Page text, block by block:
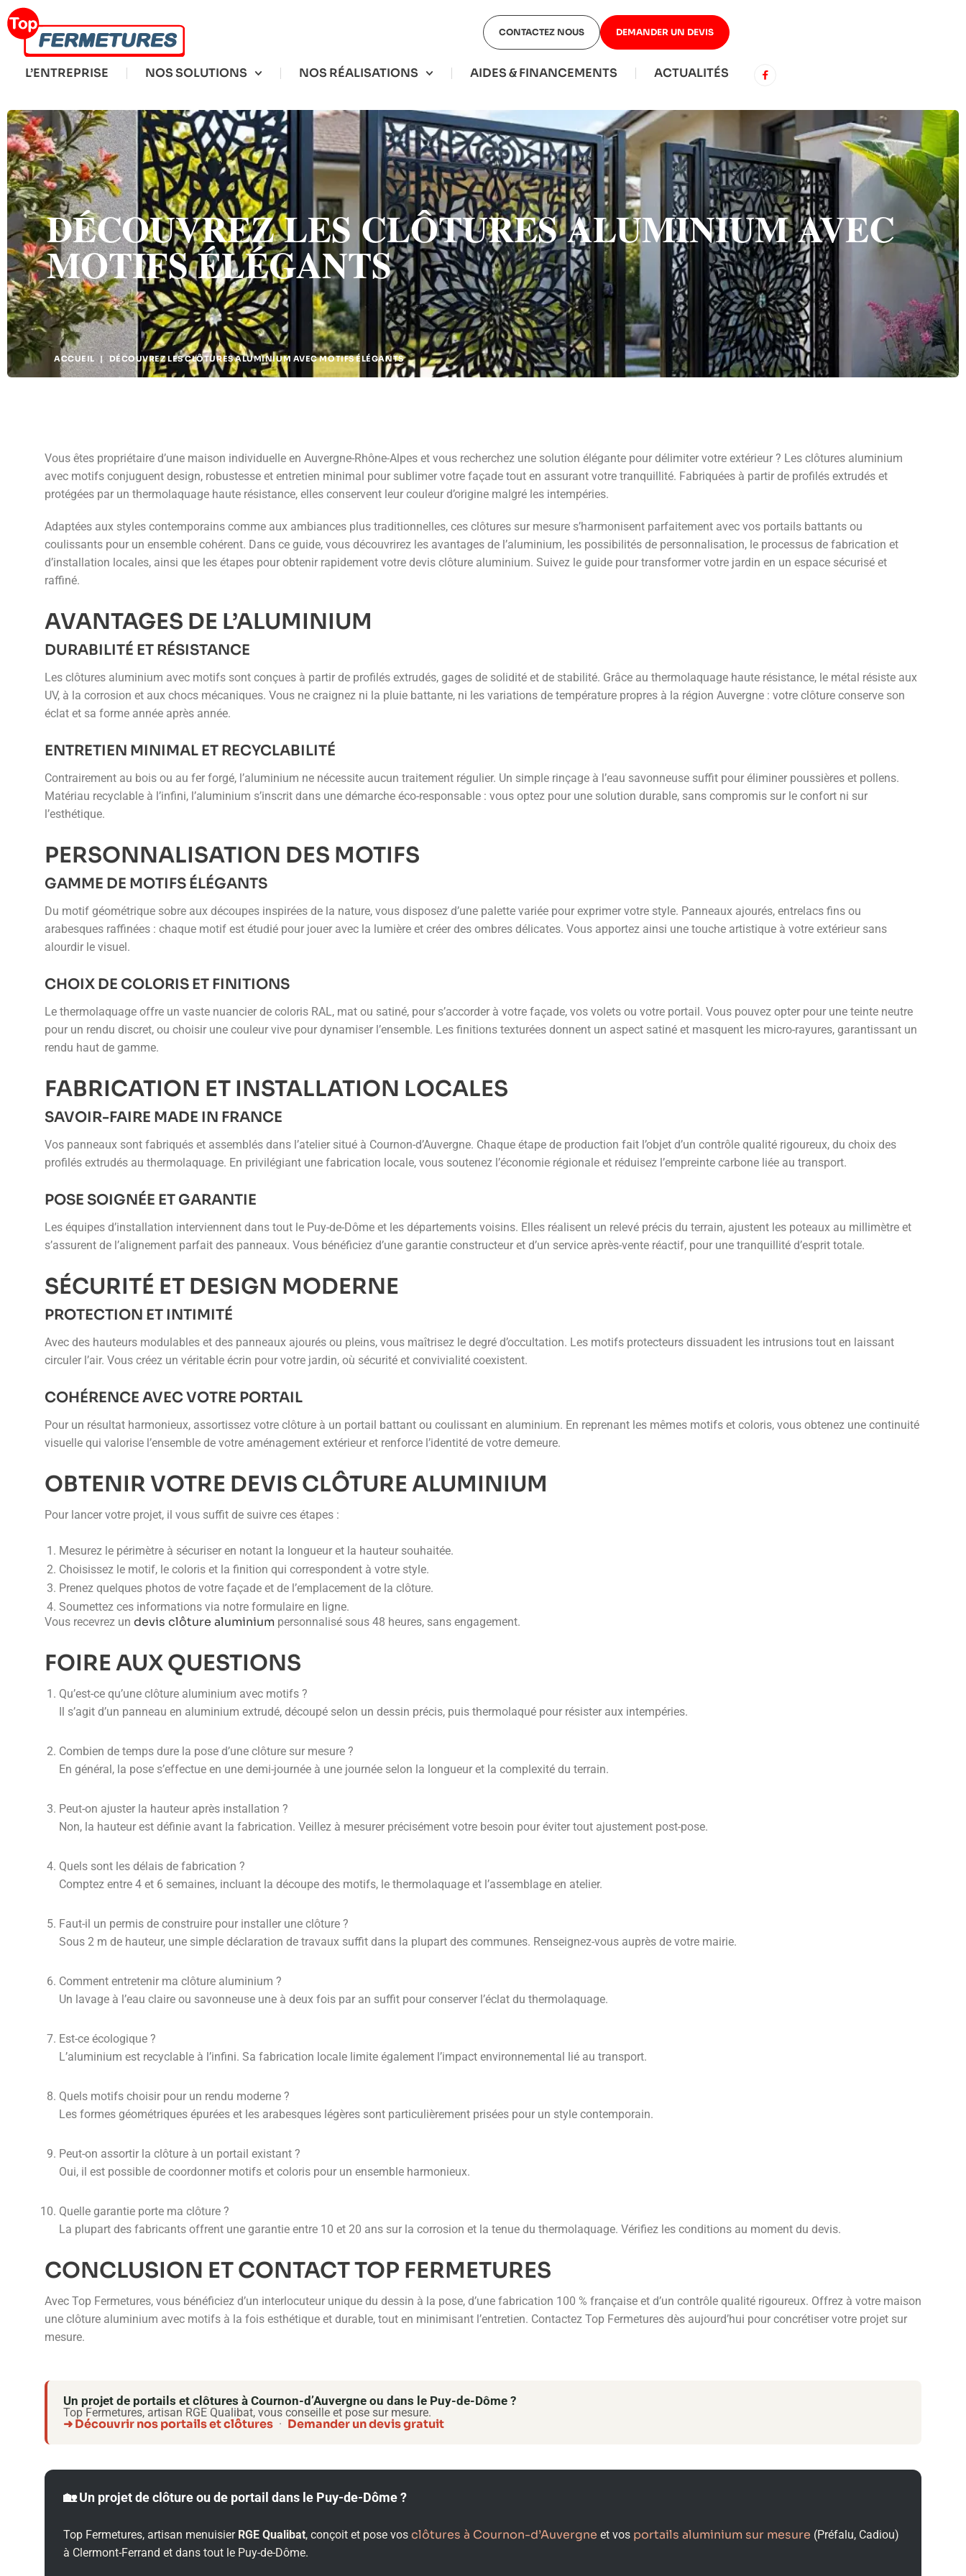
CONTACTEZ NOUS DEMANDER UN DEVIS
L’ENTREPRISE NOS SOLUTIONS NOS RÉALISATIONS AIDES & FINANCEMENTS ACTUALITÉS
DÉCOUVREZ LES CLÔTURES ALUMINIUM AVEC
MOTIFS ÉLÉGANTS
ACCUEIL | DÉCOUVREZ LES CLÔTURES ALUMINIUM AVEC MOTIFS ÉLÉGANTS
Vous êtes propriétaire d’une maison individuelle en Auvergne-Rhône-Alpes et vous recherchez une solution élégante pour délimiter votre extérieur ? Les clôtures aluminium
avec motifs conjuguent design, robustesse et entretien minimal pour sublimer votre façade tout en assurant votre tranquillité. Fabriquées à partir de profilés extrudés et
protégées par un thermolaquage haute résistance, elles conservent leur couleur d’origine malgré les intempéries.
Adaptées aux styles contemporains comme aux ambiances plus traditionnelles, ces clôtures sur mesure s’harmonisent parfaitement avec vos portails battants ou
coulissants pour un ensemble cohérent. Dans ce guide, vous découvrirez les avantages de l’aluminium, les possibilités de personnalisation, le processus de fabrication et
d’installation locales, ainsi que les étapes pour obtenir rapidement votre devis clôture aluminium. Suivez le guide pour transformer votre jardin en un espace sécurisé et
raffiné.
AVANTAGES DE L’ALUMINIUM
DURABILITÉ ET RÉSISTANCE
Les clôtures aluminium avec motifs sont conçues à partir de profilés extrudés, gages de solidité et de stabilité. Grâce au thermolaquage haute résistance, le métal résiste aux
UV, à la corrosion et aux chocs mécaniques. Vous ne craignez ni la pluie battante, ni les variations de température propres à la région Auvergne : votre clôture conserve son
éclat et sa forme année après année.
ENTRETIEN MINIMAL ET RECYCLABILITÉ
Contrairement au bois ou au fer forgé, l’aluminium ne nécessite aucun traitement régulier. Un simple rinçage à l’eau savonneuse suffit pour éliminer poussières et pollens.
Matériau recyclable à l’infini, l’aluminium s’inscrit dans une démarche éco-responsable : vous optez pour une solution durable, sans compromis sur le confort ni sur
l’esthétique.
PERSONNALISATION DES MOTIFS
GAMME DE MOTIFS ÉLÉGANTS
Du motif géométrique sobre aux découpes inspirées de la nature, vous disposez d’une palette variée pour exprimer votre style. Panneaux ajourés, entrelacs fins ou
arabesques raffinées : chaque motif est étudié pour jouer avec la lumière et créer des ombres délicates. Vous apportez ainsi une touche artistique à votre extérieur sans
alourdir le visuel.
CHOIX DE COLORIS ET FINITIONS
Le thermolaquage offre un vaste nuancier de coloris RAL, mat ou satiné, pour s’accorder à votre façade, vos volets ou votre portail. Vous pouvez opter pour une teinte neutre
pour un rendu discret, ou choisir une couleur vive pour dynamiser l’ensemble. Les finitions texturées donnent un aspect satiné et masquent les micro-rayures, garantissant un
rendu haut de gamme.
FABRICATION ET INSTALLATION LOCALES
SAVOIR-FAIRE MADE IN FRANCE
Vos panneaux sont fabriqués et assemblés dans l’atelier situé à Cournon-d’Auvergne. Chaque étape de production fait l’objet d’un contrôle qualité rigoureux, du choix des
profilés extrudés au thermolaquage. En privilégiant une fabrication locale, vous soutenez l’économie régionale et réduisez l’empreinte carbone liée au transport.
POSE SOIGNÉE ET GARANTIE
Les équipes d’installation interviennent dans tout le Puy-de-Dôme et les départements voisins. Elles réalisent un relevé précis du terrain, ajustent les poteaux au millimètre et
s’assurent de l’alignement parfait des panneaux. Vous bénéficiez d’une garantie constructeur et d’un service après-vente réactif, pour une tranquillité d’esprit totale.
SÉCURITÉ ET DESIGN MODERNE
PROTECTION ET INTIMITÉ
Avec des hauteurs modulables et des panneaux ajourés ou pleins, vous maîtrisez le degré d’occultation. Les motifs protecteurs dissuadent les intrusions tout en laissant
circuler l’air. Vous créez un véritable écrin pour votre jardin, où sécurité et convivialité coexistent.
COHÉRENCE AVEC VOTRE PORTAIL
Pour un résultat harmonieux, assortissez votre clôture à un portail battant ou coulissant en aluminium. En reprenant les mêmes motifs et coloris, vous obtenez une continuité
visuelle qui valorise l’ensemble de votre aménagement extérieur et renforce l’identité de votre demeure.
OBTENIR VOTRE DEVIS CLÔTURE ALUMINIUM
Pour lancer votre projet, il vous suffit de suivre ces étapes :
Mesurez le périmètre à sécuriser en notant la longueur et la hauteur souhaitée.
Choisissez le motif, le coloris et la finition qui correspondent à votre style.
Prenez quelques photos de votre façade et de l’emplacement de la clôture.
Soumettez ces informations via notre formulaire en ligne.
Vous recevrez un devis clôture aluminium personnalisé sous 48 heures, sans engagement.
FOIRE AUX QUESTIONS
Qu’est-ce qu’une clôture aluminium avec motifs ?
Il s’agit d’un panneau en aluminium extrudé, découpé selon un dessin précis, puis thermolaqué pour résister aux intempéries.
Combien de temps dure la pose d’une clôture sur mesure ?
En général, la pose s’effectue en une demi-journée à une journée selon la longueur et la complexité du terrain.
Peut-on ajuster la hauteur après installation ?
Non, la hauteur est définie avant la fabrication. Veillez à mesurer précisément votre besoin pour éviter tout ajustement post-pose.
Quels sont les délais de fabrication ?
Comptez entre 4 et 6 semaines, incluant la découpe des motifs, le thermolaquage et l’assemblage en atelier.
Faut-il un permis de construire pour installer une clôture ?
Sous 2 m de hauteur, une simple déclaration de travaux suffit dans la plupart des communes. Renseignez-vous auprès de votre mairie.
Comment entretenir ma clôture aluminium ?
Un lavage à l’eau claire ou savonneuse une à deux fois par an suffit pour conserver l’éclat du thermolaquage.
Est-ce écologique ?
L’aluminium est recyclable à l’infini. Sa fabrication locale limite également l’impact environnemental lié au transport.
Quels motifs choisir pour un rendu moderne ?
Les formes géométriques épurées et les arabesques légères sont particulièrement prisées pour un style contemporain.
Peut-on assortir la clôture à un portail existant ?
Oui, il est possible de coordonner motifs et coloris pour un ensemble harmonieux.
Quelle garantie porte ma clôture ?
La plupart des fabricants offrent une garantie entre 10 et 20 ans sur la corrosion et la tenue du thermolaquage. Vérifiez les conditions au moment du devis.
CONCLUSION ET CONTACT TOP FERMETURES
Avec Top Fermetures, vous bénéficiez d’un interlocuteur unique du dessin à la pose, d’une fabrication 100 % française et d’un contrôle qualité rigoureux. Offrez à votre maison
une clôture aluminium avec motifs à la fois esthétique et durable, tout en minimisant l’entretien. Contactez Top Fermetures dès aujourd’hui pour concrétiser votre projet sur
mesure.
Un projet de portails et clôtures à Cournon-d’Auvergne ou dans le Puy-de-Dôme ?
Top Fermetures, artisan RGE Qualibat, vous conseille et pose sur mesure.
➜ Découvrir nos portails et clôtures · Demander un devis gratuit
🏡 Un projet de clôture ou de portail dans le Puy-de-Dôme ?
Top Fermetures, artisan menuisier RGE Qualibat, conçoit et pose vos clôtures à Cournon-d’Auvergne et vos portails aluminium sur mesure (Préfalu, Cadiou)
à Clermont-Ferrand et dans tout le Puy-de-Dôme.